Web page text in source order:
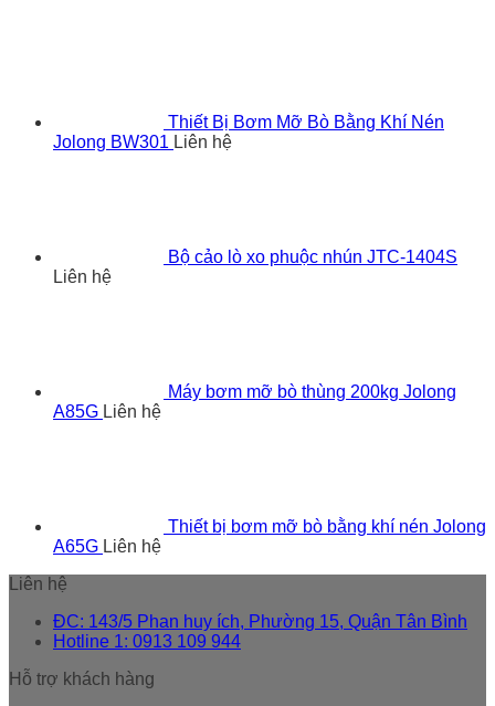
Thiết Bị Bơm Mỡ Bò Bằng Khí Nén
Jolong BW301 Liên hệ
Bộ cảo lò xo phuộc nhún JTC-1404S
Liên hệ
Máy bơm mỡ bò thùng 200kg Jolong
A85G Liên hệ
Thiết bị bơm mỡ bò bằng khí nén Jolong
A65G Liên hệ
Liên hệ
ĐC: 143/5 Phan huy ích, Phường 15, Quận Tân Bình
Hotline 1: 0913 109 944
Hỗ trợ khách hàng